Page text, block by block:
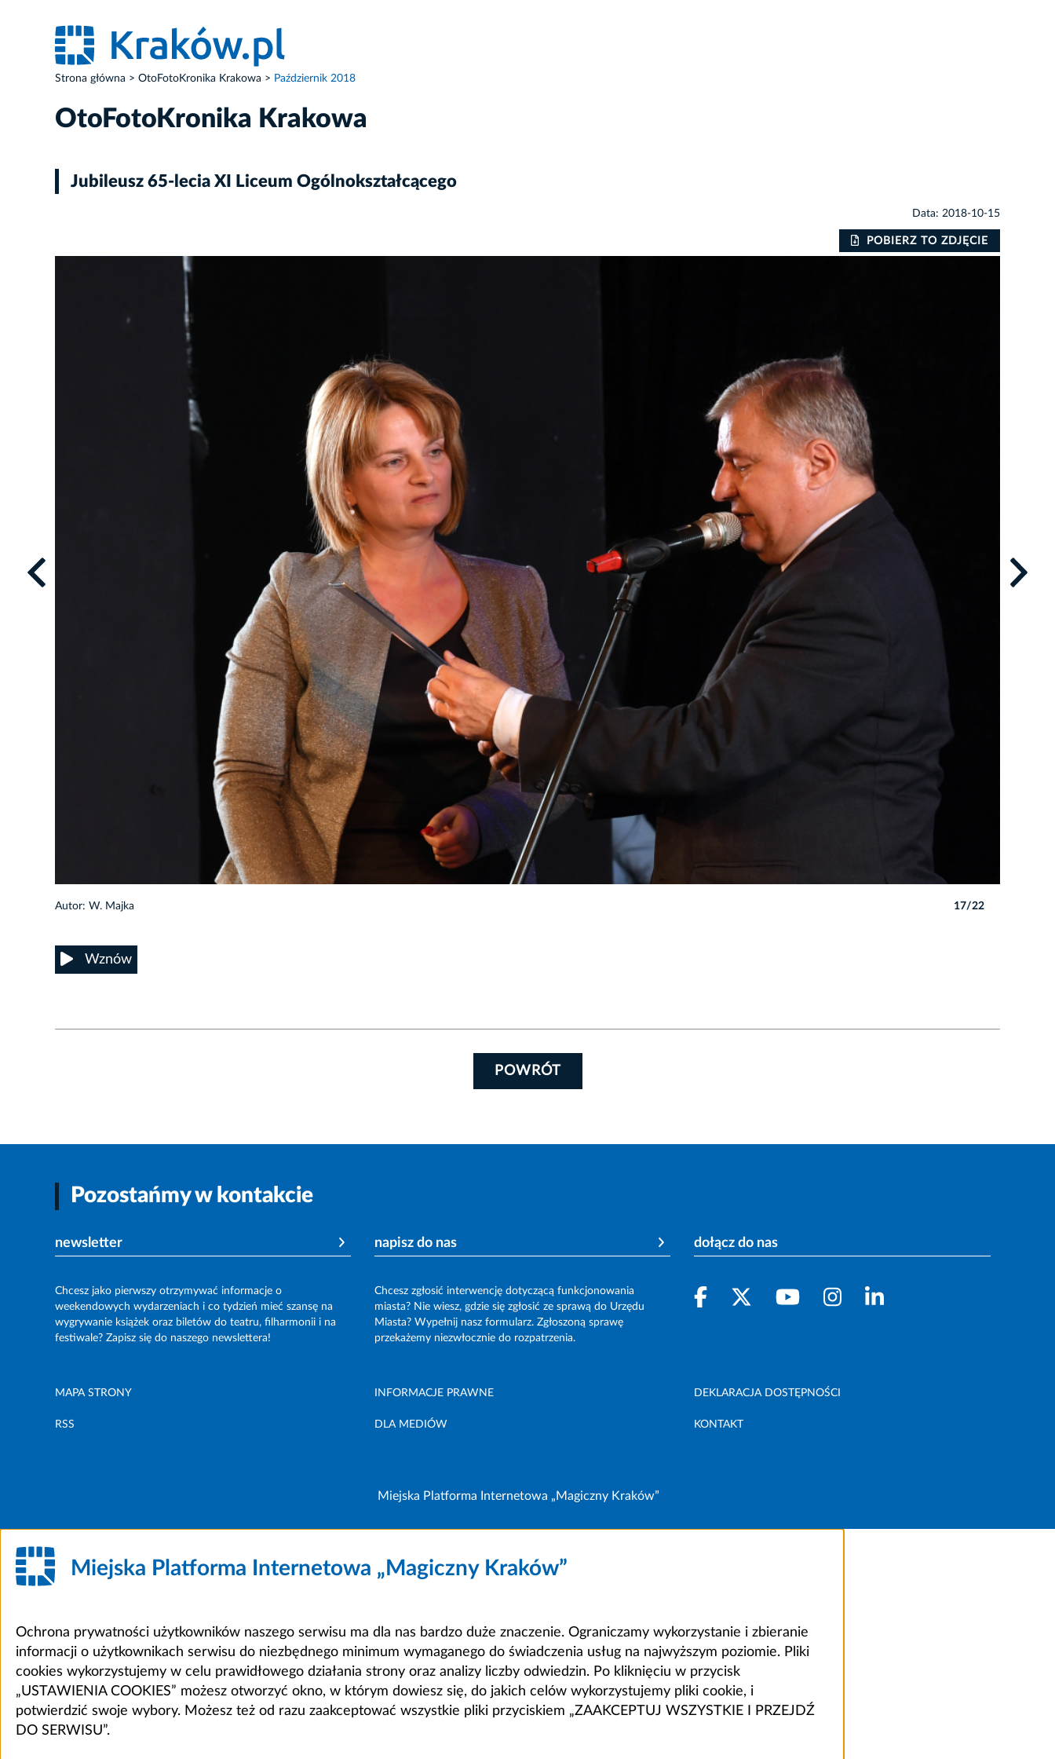
Strona główna OtoFotoKronika Krakowa Październik 2018
OtoFotoKronika Krakowa
Jubileusz 65-lecia XI Liceum Ogólnokształcącego
Data: 2018-10-15
POBIERZ TO ZDJĘCIE
Autor: W. Majka 17/22
Wznów
POWRÓT
Pozostańmy w kontakcie
newsletter
Chcesz jako pierwszy otrzymywać informacje o
weekendowych wydarzeniach i co tydzień mieć szansę na
wygrywanie książek oraz biletów do teatru, filharmonii i na
festiwale? Zapisz się do naszego newslettera!
napisz do nas
Chcesz zgłosić interwencję dotyczącą funkcjonowania
miasta? Nie wiesz, gdzie się zgłosić ze sprawą do Urzędu
Miasta? Wypełnij nasz formularz. Zgłoszoną sprawę
przekażemy niezwłocznie do rozpatrzenia.
dołącz do nas
MAPA STRONY INFORMACJE PRAWNE DEKLARACJA DOSTĘPNOŚCI
RSS DLA MEDIÓW KONTAKT
Miejska Platforma Internetowa „Magiczny Kraków”
Miejska Platforma Internetowa „Magiczny Kraków”
Ochrona prywatności użytkowników naszego serwisu ma dla nas bardzo duże znaczenie. Ograniczamy wykorzystanie i zbieranie
informacji o użytkownikach serwisu do niezbędnego minimum wymaganego do świadczenia usług na najwyższym poziomie. Pliki
cookies wykorzystujemy w celu prawidłowego działania strony oraz analizy liczby odwiedzin. Po kliknięciu w przycisk
„USTAWIENIA COOKIES” możesz otworzyć okno, w którym dowiesz się, do jakich celów wykorzystujemy pliki cookie, i
potwierdzić swoje wybory. Możesz też od razu zaakceptować wszystkie pliki przyciskiem „ZAAKCEPTUJ WSZYSTKIE I PRZEJDŹ
DO SERWISU”.